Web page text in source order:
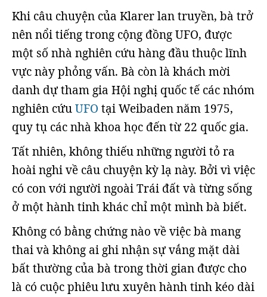
Khi câu chuyện của Klarer lan truyền, bà trở
nên nổi tiếng trong cộng đồng UFO, được
một số nhà nghiên cứu hàng đầu thuộc lĩnh
vực này phỏng vấn. Bà còn là khách mời
danh dự tham gia Hội nghị quốc tế các nhóm
nghiên cứuUFO tại Weibaden năm 1975,
quy tụ các nhà khoa học đến từ 22 quốc gia.
Tất nhiên, không thiếu những người tỏ ra
hoài nghi về câu chuyện kỳ lạ này. Bởi vì việc
có con với người ngoài Trái đất và từng sống
ở một hành tinh khác chỉ một mình bà biết.
Không có bằng chứng nào về việc bà mang
thai và không ai ghi nhận sự vắng mặt dài
bất thường của bà trong thời gian được cho
là có cuộc phiêu lưu xuyên hành tinh kéo dài